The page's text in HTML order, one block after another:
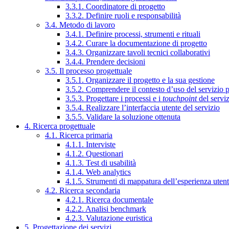
3.3.1. Coordinatore di progetto
3.3.2. Definire ruoli e responsabilità
3.4. Metodo di lavoro
3.4.1. Definire processi, strumenti e rituali
3.4.2. Curare la documentazione di progetto
3.4.3. Organizzare tavoli tecnici collaborativi
3.4.4. Prendere decisioni
3.5. Il processo progettuale
3.5.1. Organizzare il progetto e la sua gestione
3.5.2. Comprendere il contesto d’uso del servizio
3.5.3. Progettare i processi e i touchpointdel
3.5.4. Realizzare l’interfaccia utente del servizio
3.5.5. Validare la soluzione ottenuta
4. Ricerca progettuale
4.1. Ricerca primaria
4.1.1. Interviste
4.1.2. Questionari
4.1.3. Test di usabilità
4.1.4. Web analytics
4.1.5. Strumenti di mappatura dell’esperienza
4.2. Ricerca secondaria
4.2.1. Ricerca documentale
4.2.2. Analisi benchmark
4.2.3. Valutazione euristica
5. Progettazione dei servizi